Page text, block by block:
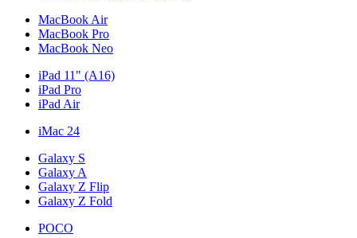
MacBook Air
MacBook Pro
MacBook Neo
iPad 11" (A16)
iPad Pro
iPad Air
iMac 24
Galaxy S
Galaxy A
Galaxy Z Flip
Galaxy Z Fold
POCO